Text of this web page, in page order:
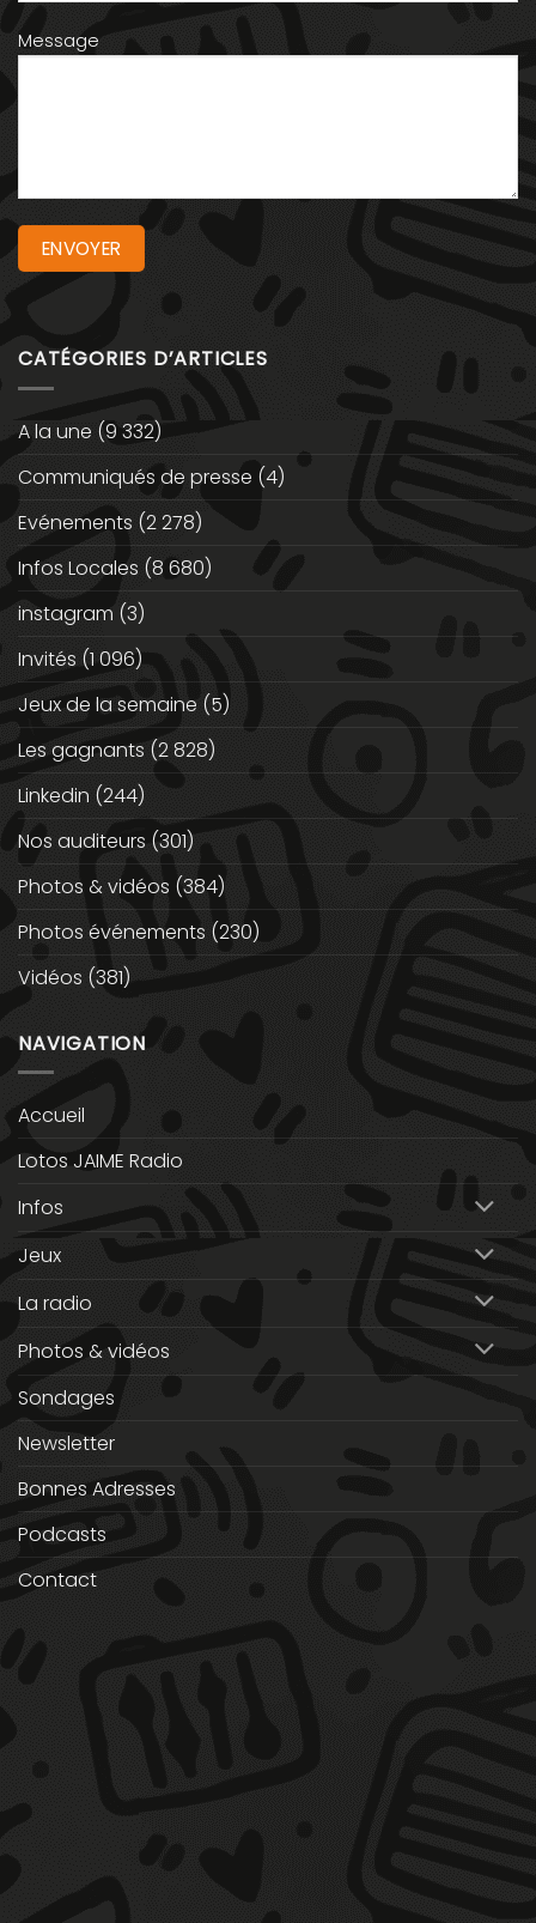
Message
CATÉGORIES D’ARTICLES
A la une (9 332)
Communiqués de presse (4)
Evénements (2 278)
Infos Locales (8 680)
instagram (3)
Invités (1 096)
Jeux de la semaine (5)
Les gagnants (2 828)
Linkedin (244)
Nos auditeurs (301)
Photos & vidéos (384)
Photos événements (230)
Vidéos (381)
NAVIGATION
Accueil
Lotos JAIME Radio
Infos
Jeux
La radio
Photos & vidéos
Sondages
Newsletter
Bonnes Adresses
Podcasts
Contact